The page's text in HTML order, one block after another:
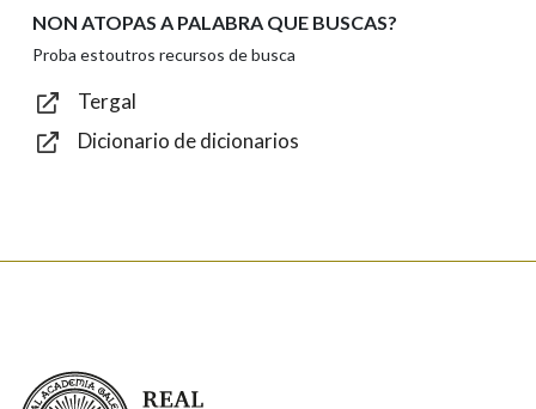
Texto de verificación
NON ATOPAS A PALABRA QUE BUSCAS?
Proba estoutros recursos de busca
Tergal
Dicionario de dicionarios
Real Academia Galega